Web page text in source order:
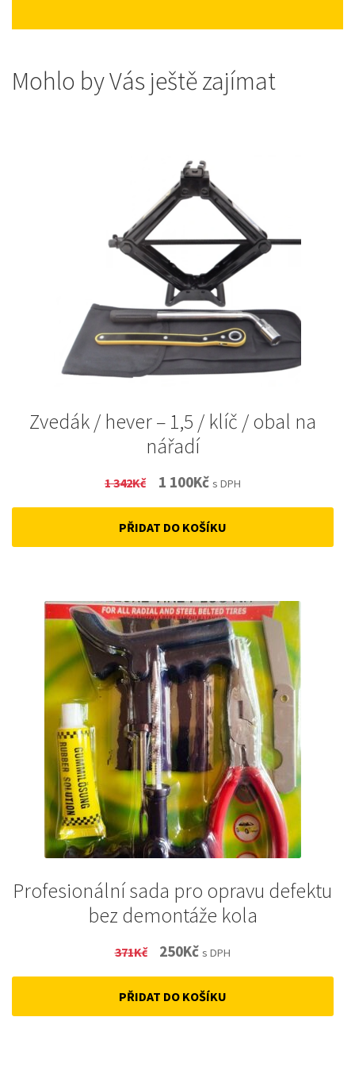
Mohlo by Vás ještě zajímat
Zvedák / hever – 1,5 / klíč / obal na
nářadí
1 342Kč
Original
price
was:
1 100KčCurrent
price
is:
s DPH
PŘIDAT DO KOŠÍKU
Profesionální sada pro opravu defektu
bez demontáže kola
371Kč
Original
price
was:
250KčCurrent
price
is:
s DPH
PŘIDAT DO KOŠÍKU